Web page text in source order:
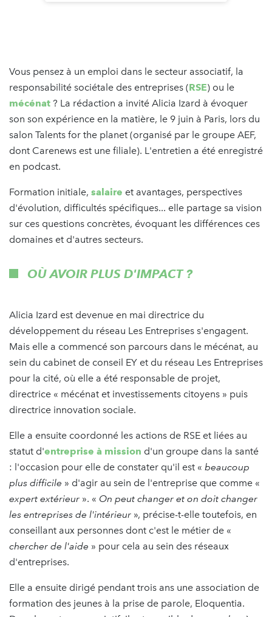
Vous pensez à un emploi dans le secteur associatif, la
responsabilité sociétale des entreprises (RSE) ou le
mécénat ? La rédaction a invité Alicia Izard à évoquer
son son expérience en la matière, le 9 juin à Paris, lors du
salon Talents for the planet (organisé par le groupe AEF,
dont Carenews est une filiale). L'entretien a été enregistré
en podcast.
Formation initiale, salaire et avantages, perspectives
d'évolution, difficultés spécifiques... elle partage sa vision
sur ces questions concrètes, évoquant les différences ces
domaines et d'autres secteurs.
OÙ AVOIR PLUS D'IMPACT ?
Alicia Izard est devenue en mai directrice du
développement du réseau Les Entreprises s'engagent.
Mais elle a commencé son parcours dans le mécénat, au
sein du cabinet de conseil EY et du réseau Les Entreprises
pour la cité, où elle a été responsable de projet,
directrice « mécénat et investissements citoyens » puis
directrice innovation sociale.
Elle a ensuite coordonné les actions de RSE et liées au
statut d'entreprise à mission d'un groupe dans la santé
: l'occasion pour elle de constater qu'il est « beaucoup
plus difficile » d'agir au sein de l'entreprise que comme «
expert extérieur ». « On peut changer et on doit changer
les entreprises de l'intérieur », précise-t-elle toutefois, en
conseillant aux personnes dont c'est le métier de «
chercher de l'aide » pour cela au sein des réseaux
d'entreprises.
Elle a ensuite dirigé pendant trois ans une association de
formation des jeunes à la prise de parole, Eloquentia.